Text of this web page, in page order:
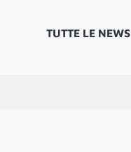
TUTTE LE NEWS